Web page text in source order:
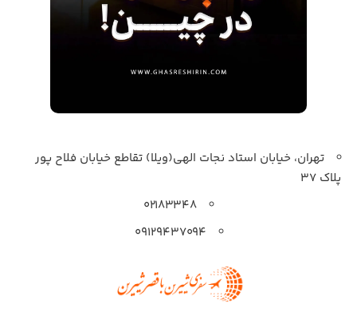
تهران، خیابان استاد نجات الهی(ویلا) تقاطع خیابان فلاح پور
پلاک 37
۰۲۱۸۳۳۴۸
۰۹۱۲۹۴۳۷۰۹۴